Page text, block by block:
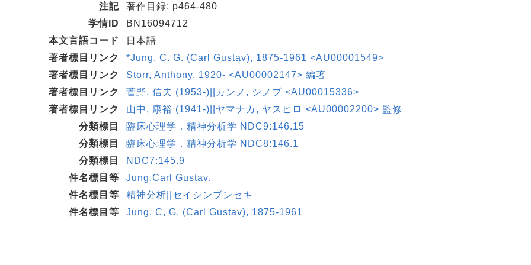
注記
著作目録: p464-480
学情ID
BN16094712
本文言語コード
日本語
著者標目リンク
*Jung, C. G. (Carl Gustav), 1875-1961 <AU00001549>
著者標目リンク
Storr, Anthony, 1920- <AU00002147> 編著
著者標目リンク
菅野, 信夫 (1953-)||カンノ, シノブ <AU00015336>
著者標目リンク
山中, 康裕 (1941-)||ヤマナカ, ヤスヒロ <AU00002200> 監修
分類標目
臨床心理学．精神分析学 NDC9:146.15
分類標目
臨床心理学．精神分析学 NDC8:146.1
分類標目
NDC7:145.9
件名標目等
Jung,Carl Gustav.
件名標目等
精神分析||セイシンブンセキ
件名標目等
Jung, C, G. (Carl Gustav), 1875-1961